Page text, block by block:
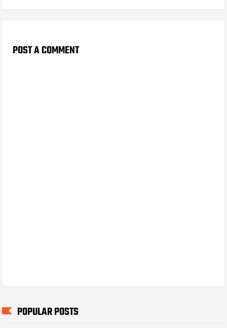
POST A COMMENT
POPULAR POSTS